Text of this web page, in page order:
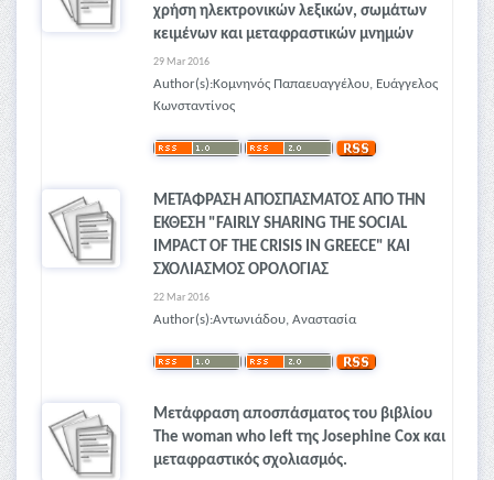
χρήση ηλεκτρονικών λεξικών, σωμάτων
κειμένων και μεταφραστικών μνημών
29 Mar 2016
Author(s):Κομνηνός Παπαευαγγέλου, Ευάγγελος
Κωνσταντίνος
ΜΕΤΑΦΡΑΣΗ ΑΠΟΣΠΑΣΜΑΤΟΣ ΑΠΟ ΤΗΝ
ΕΚΘΕΣΗ "FAIRLY SHARING THE SOCIAL
IMPACT OF THE CRISIS IN GREECE" ΚΑΙ
ΣΧΟΛΙΑΣΜΟΣ ΟΡΟΛΟΓΙΑΣ
22 Mar 2016
Author(s):Αντωνιάδου, Αναστασία
Μετάφραση αποσπάσματος του βιβλίου
Τhe woman who left της Josephine Cox και
μεταφραστικός σχολιασμός.